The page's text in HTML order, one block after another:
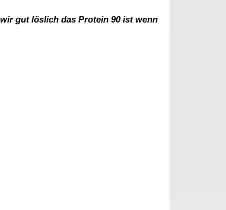
gut löslich das Protein 90 ist wenn